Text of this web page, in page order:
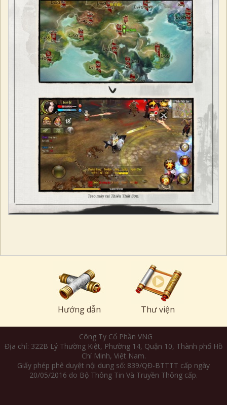
Hướng dẫn Thư viện
Công Ty Cổ Phần VNG
Địa chỉ: 322B Lý Thường Kiệt, Phường 14, Quận 10, Thành phố Hồ
Chí Minh, Việt Nam.
Giấy phép phê duyệt nội dung số: 839/QĐ-BTTTT cấp ngày
20/05/2016 do Bộ Thông Tin Và Truyền Thông cấp.